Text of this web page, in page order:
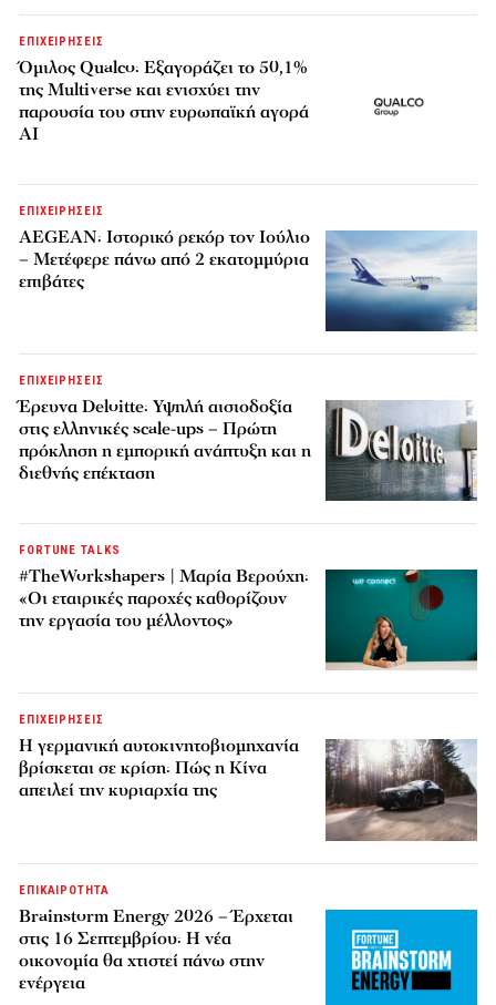
ΕΠΙΧΕΙΡΗΣΕΙΣ
Όμιλος Qualco: Εξαγοράζει το 50,1%
της Multiverse και ενισχύει την
παρουσία του στην ευρωπαϊκή αγορά
AI
ΕΠΙΧΕΙΡΗΣΕΙΣ
AEGEAN: Ιστορικό ρεκόρ τον Ιούλιο
– Μετέφερε πάνω από 2 εκατομμύρια
επιβάτες
ΕΠΙΧΕΙΡΗΣΕΙΣ
Έρευνα Deloitte: Υψηλή αισιοδοξία
στις ελληνικές scale-ups – Πρώτη
πρόκληση η εμπορική ανάπτυξη και η
διεθνής επέκταση
FORTUNE TALKS
#TheWorkshapers | Μαρία Βερούχη:
«Οι εταιρικές παροχές καθορίζουν
την εργασία του μέλλοντος»
ΕΠΙΧΕΙΡΗΣΕΙΣ
Η γερμανική αυτοκινητοβιομηχανία
βρίσκεται σε κρίση: Πώς η Κίνα
απειλεί την κυριαρχία της
ΕΠΙΚΑΙΡΟΤΗΤΑ
Brainstorm Energy 2026 – Έρχεται
στις 16 Σεπτεμβρίου: Η νέα
οικονομία θα χτιστεί πάνω στην
ενέργεια